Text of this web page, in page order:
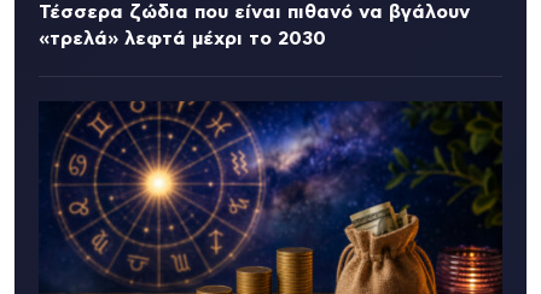
Τέσσερα ζώδια που είναι πιθανό να βγάλουν
«τρελά» λεφτά μέχρι το 2030